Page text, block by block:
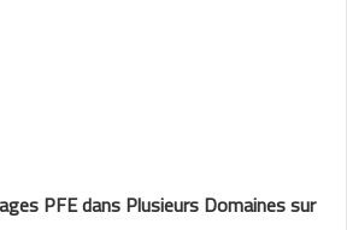
PFE dans Plusieurs Domaines sur